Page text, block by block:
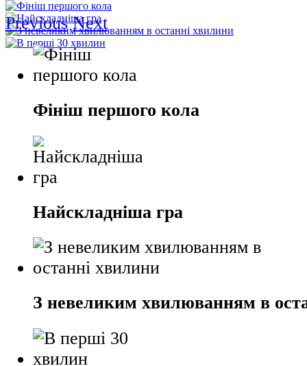
Previous Next
Фініш першого кола
Найскладніша гра
З невеликим хвилюванням в